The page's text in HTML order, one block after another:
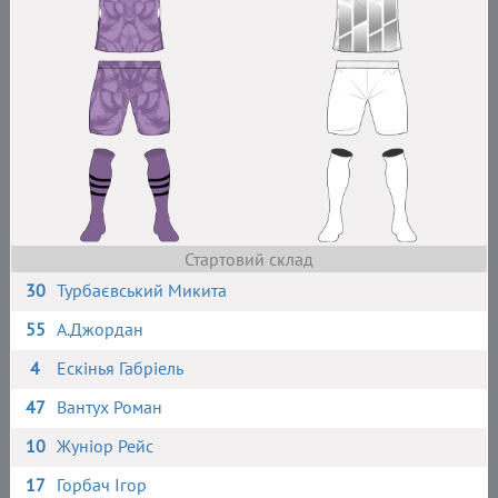
Стартовий склад
30 Турбаєвський Микита
55 А.Джордан
4
Ескінья Габріель
47 Вантух Роман
10 Жуніор Рейс
17 Горбач Ігор